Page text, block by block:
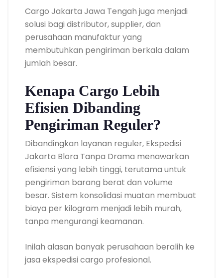
Cargo Jakarta Jawa Tengah juga menjadi
solusi bagi distributor, supplier, dan
perusahaan manufaktur yang
membutuhkan pengiriman berkala dalam
jumlah besar.
Kenapa Cargo Lebih
Efisien Dibanding
Pengiriman Reguler?
Dibandingkan layanan reguler, Ekspedisi
Jakarta Blora Tanpa Drama menawarkan
efisiensi yang lebih tinggi, terutama untuk
pengiriman barang berat dan volume
besar. Sistem konsolidasi muatan membuat
biaya per kilogram menjadi lebih murah,
tanpa mengurangi keamanan.
Inilah alasan banyak perusahaan beralih ke
jasa ekspedisi cargo profesional.